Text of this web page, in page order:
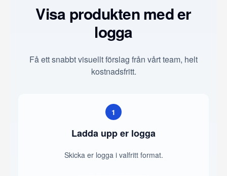
Visa produkten med er
logga
Få ett snabbt visuellt förslag från vårt team, helt
kostnadsfritt.
1
Ladda upp er logga
Skicka er logga i valfritt format.